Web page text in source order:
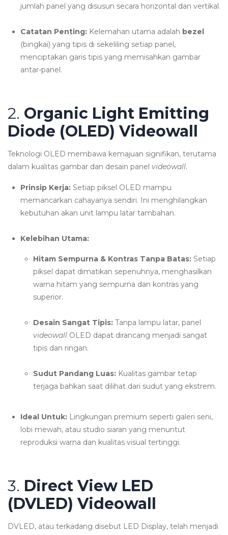
jumlah panel yang disusun secara horizontal dan vertikal.
Catatan Penting: Kelemahan utama adalah bezel
(bingkai) yang tipis di sekeliling setiap panel,
menciptakan garis tipis yang memisahkan gambar
antar-panel.
2. Organic Light Emitting
Diode (OLED) Videowall
Teknologi OLED membawa kemajuan signifikan, terutama
dalam kualitas gambar dan desain panel videowall.
Prinsip Kerja: Setiap piksel OLED mampu
memancarkan cahayanya sendiri. Ini menghilangkan
kebutuhan akan unit lampu latar tambahan.
Kelebihan Utama:
Hitam Sempurna & Kontras Tanpa Batas: Setiap
piksel dapat dimatikan sepenuhnya, menghasilkan
warna hitam yang sempurna dan kontras yang
superior.
Desain Sangat Tipis: Tanpa lampu latar, panel
videowall OLED dapat dirancang menjadi sangat
tipis dan ringan.
Sudut Pandang Luas: Kualitas gambar tetap
terjaga bahkan saat dilihat dari sudut yang ekstrem.
Ideal Untuk: Lingkungan premium seperti galeri seni,
lobi mewah, atau studio siaran yang menuntut
reproduksi warna dan kualitas visual tertinggi.
3. Direct View LED
(DVLED) Videowall
DVLED, atau terkadang disebut LED Display, telah menjadi